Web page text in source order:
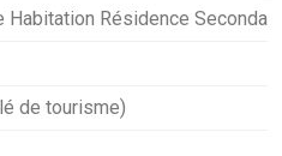
Habitation Résidence
de tourisme)